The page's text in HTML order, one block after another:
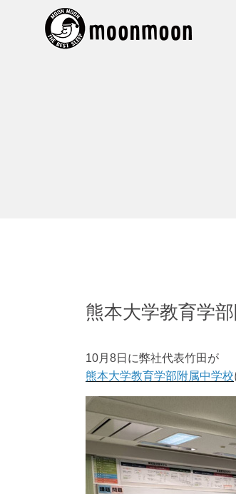
熊本大学教育学
10月8日に弊社代表竹田が
熊本大学教育学部附属中学校